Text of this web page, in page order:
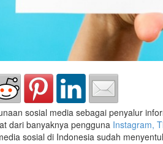
sosial media sebagai penyalur
dari banyaknya pengguna Instagram,
sosial di Indonesia sudah